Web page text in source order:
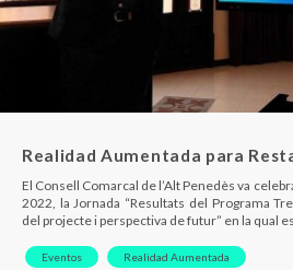
Realidad Aumentada para
El Consell Comarcal de l’Alt Penedès va
2022, la Jornada “Resultats del Programa
del projecte i perspectiva de futur” en la qual es
Eventos Realidad Aumentada